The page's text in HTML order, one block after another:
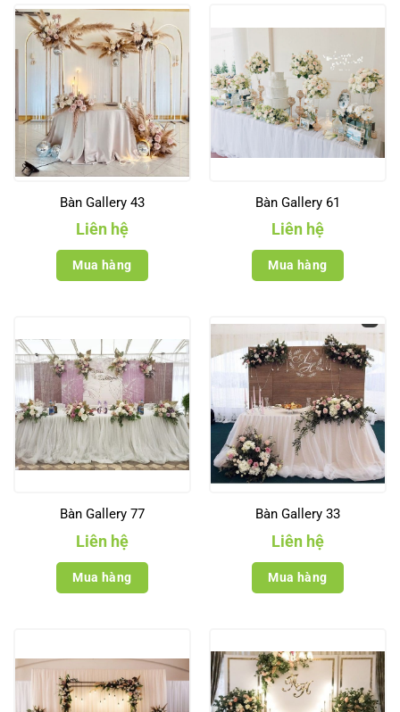
Bàn Gallery 43
Liên hệ
Mua hàng
Bàn Gallery 61
Liên hệ
Mua hàng
Bàn Gallery 77
Liên hệ
Mua hàng
Bàn Gallery 33
Liên hệ
Mua hàng